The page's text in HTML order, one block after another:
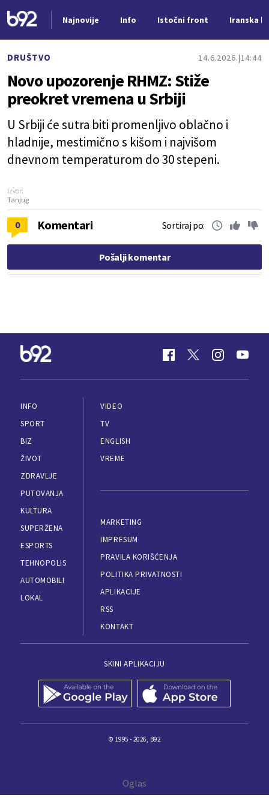
Najnovije Info Istočni front Iranska
DRUŠTVO 14.6.2026. 14:44
Novo upozorenje RHMZ: Stiže
preokret vremena u Srbiji
U Srbiji će sutra biti promenljivo oblačno i
hladnije, mestimično s kišom i najvišom
dnevnom temperaturom do 30 stepeni.
Izvor:
Tanjug
0 Komentari Sortiraj po:
Pošalji komentar
INFO
SPORT
BIZ
ŽIVOT
ZDRAVLJE
PUTOVANJA
KULTURA
SUPERŽENA
ESPORTS
TEHNOPOLIS
AUTOMOBILI
LOKAL
VIDEO
TV
ENGLISH
VREME
MARKETING
IMPRESUM
PRAVILA KORIŠĆENJA
POLITIKA PRIVATNOSTI
APLIKACIJE
RSS
KONTAKT
SKINI APLIKACIJU
© 1995 - 2026, B92